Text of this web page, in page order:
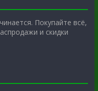
Покупайте всё,
и скидки